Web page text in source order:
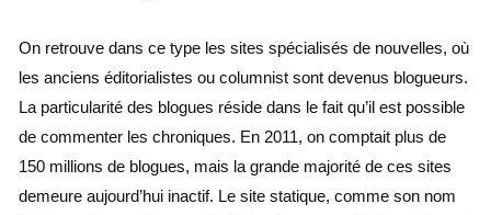
On retrouve dans ce type les sites spécialisés de nouvelles, où
les anciens éditorialistes ou columnist sont devenus blogueurs.
La particularité des blogues réside dans le fait qu’il est possible
de commenter les chroniques. En 2011, on comptait plus de
150 millions de blogues, mais la grande majorité de ces sites
demeure aujourd’hui inactif. Le site statique, comme son nom